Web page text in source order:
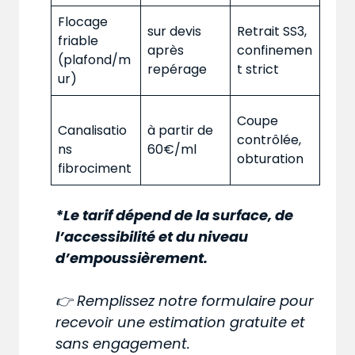
Flocage
friable
(plafond/m
ur)
sur devis
après
repérage
Retrait SS3,
confinemen
t strict
Canalisatio
ns
fibrociment
à partir de
60€/ml
Coupe
contrôlée,
obturation
*Le tarif dépend de la surface, de
l’accessibilité et du niveau
d’empoussièrement.
👉 Remplissez notre formulaire pour
recevoir une estimation gratuite et
sans engagement.